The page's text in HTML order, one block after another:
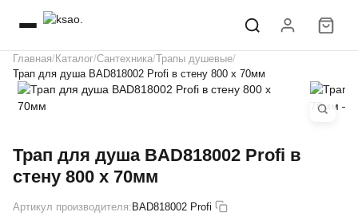
Главная Каталог Сантехника Трапы душевые
Трап для душа BAD818002 Profi в стену 800 х 70мм
Трап для душа BAD818002 Profi в
стену 800 х 70мм
Артикул производителя:BAD818002 Profi